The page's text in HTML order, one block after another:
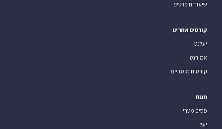
שיעורים פרטים
קורסים אחרים
יעלנט
אמירנט
קורסים מוסדיים
חנות
פסיכומטרי
יעל